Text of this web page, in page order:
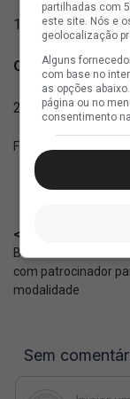
19h00 — Olimpia
Quinta-feira | 28
21h30 — Tigre
Fonte:
< Anterior
Beach Soccer: Vasco
com patrocinador
modalidade
partilhadas com
este site. Nós e
geolocalização
Alguns
com base no
as opções
página ou no
consentimento